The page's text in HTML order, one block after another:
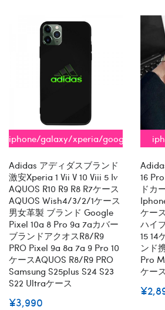
iphone/galaxy/xperia/google/aquos
Adidas アディダスブランド
激安xperia 1 Vii V 10 Viii 5 Iv
AQUOS R10 R9 R8 R7ケース
AQUOS Wish4/3/2/1ケース
男女革製 ブランド Google
Pixel 10a 8 Pro 9a 7aカバー
ブランドアクオスR8/R9
PRO Pixel 9a 8a 7a 9 Pro 10
ケースAQUOS R8/R9 PRO
Samsung S25plus S24 S23
S22 Ultraケース
¥3,990
16
ドカ
ケー
ハイ
15 14
ンド
Pro
ケー